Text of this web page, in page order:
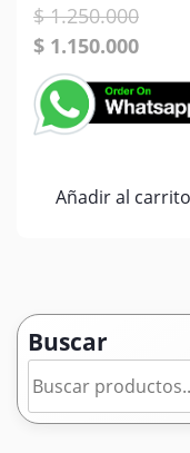
$1.250.000El
precio
era:
$ 1.150.000El
Añadir al carrito
Buscar